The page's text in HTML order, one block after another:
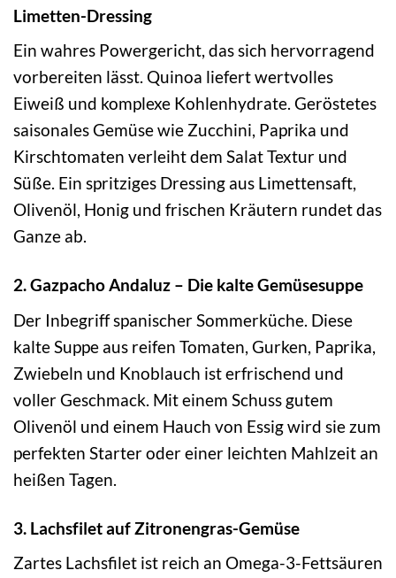
Limetten-Dressing
Ein wahres Powergericht, das sich hervorragend
vorbereiten lässt. Quinoa liefert wertvolles
Eiweiß und komplexe Kohlenhydrate. Geröstetes
saisonales Gemüse wie Zucchini, Paprika und
Kirschtomaten verleiht dem Salat Textur und
Süße. Ein spritziges Dressing aus Limettensaft,
Olivenöl, Honig und frischen Kräutern rundet das
Ganze ab.
2. Gazpacho Andaluz – Die kalte Gemüsesuppe
Der Inbegriff spanischer Sommerküche. Diese
kalte Suppe aus reifen Tomaten, Gurken, Paprika,
Zwiebeln und Knoblauch ist erfrischend und
voller Geschmack. Mit einem Schuss gutem
Olivenöl und einem Hauch von Essig wird sie zum
perfekten Starter oder einer leichten Mahlzeit an
heißen Tagen.
3. Lachsfilet auf Zitronengras-Gemüse
Zartes Lachsfilet ist reich an Omega-3-Fettsäuren